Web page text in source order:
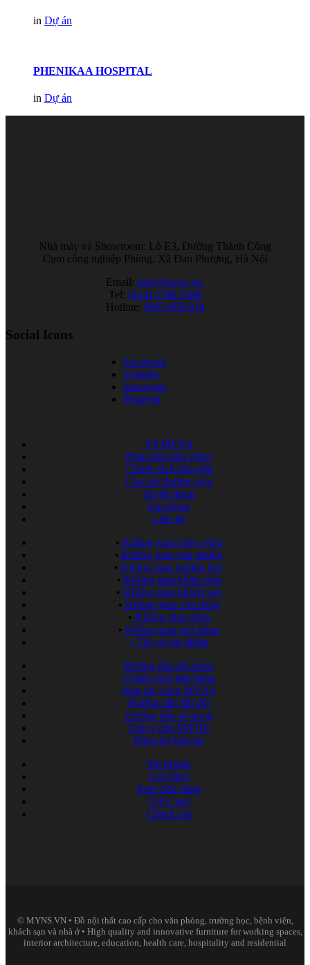
in Dự án
PHENIKAA HOSPITAL
in Dự án
Nhà máy và Showroom: Lô E3, Đường Thành Công
Cụm công nghiệp Phùng, Xã Đan Phượng, Hà Nội
Email: info@myns.vn
Tel: (024) 3780 5588
Hotline: 0903 858 818
Social Icons
Facebook
Youtube
Instagram
Pinterest
Về MYNS
Phát triển bền vững
Chính sách bảo mật
Câu hỏi thường gặp
Tuyển dụng
Facebook
Liên hệ
• Không gian công cộng
• Không gian văn phòng
• Không gian trường học
• Không gian bệnh viện
• Không gian khách sạn
• Không gian cửa hàng
• Không gian sống
• Không gian nhà hàng
• Tất cả sản phẩm
Hướng dẫn đặt hàng
Chính sách bán hàng
Hợp tác cùng MYNS
Hướng dẫn lắp đặt
Hướng dẫn sử dụng
Góp ý cho MYNS
Đăng ký bản tin
Tài khoản
Giỏ hàng
Xem đơn hàng
Gift Card
Check out
© MYNS.VN • Đồ nội thất cao cấp cho văn phòng, trường học, bệnh viện,
khách sạn và nhà ở • High quality and innovative furniture for working spaces,
interior architecture, education, health care, hospitality and residential